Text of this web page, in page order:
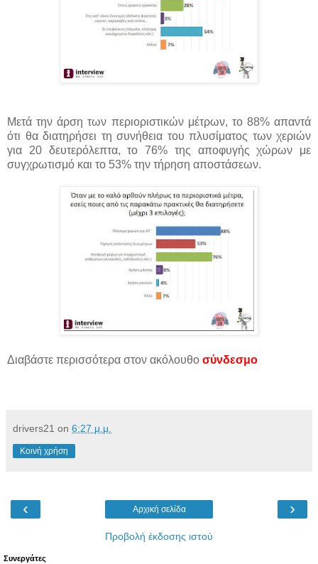
Μετά την άρση των περιοριστικών μέτρων, το 88% απαντά
ότι θα διατηρήσει τη συνήθεια του πλυσίματος των χεριών
για 20 δευτερόλεπτα, το 76% της αποφυγής χώρων με
συγχρωτισμό και το 53% την τήρηση αποστάσεων.
Διαβάστε περισσότερα στον ακόλουθο σύνδεσμο
drivers21 on 6:27 μ.μ.
Κοινή χρήση
‹ ›
Αρχική σελίδα
Προβολή έκδοσης ιστού
Συνεργάτες